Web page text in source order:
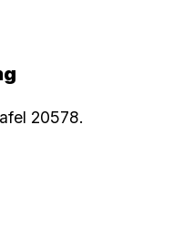
20578.